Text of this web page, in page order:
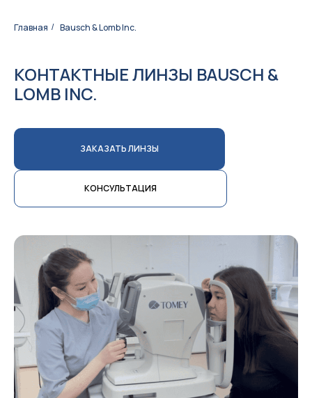
Главная / Bausch & Lomb Inc.
КОНТАКТНЫЕ ЛИНЗЫ BAUSCH &
LOMB INC.
ЗАКАЗАТЬ ЛИНЗЫ
КОНСУЛЬТАЦИЯ